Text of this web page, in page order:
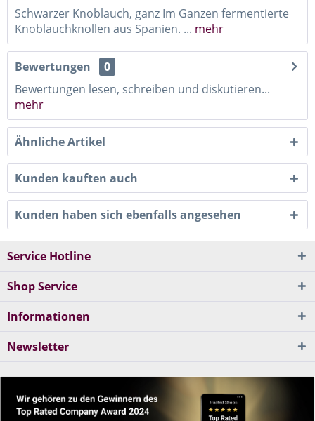
Schwarzer Knoblauch, ganz Im Ganzen fermentierte
Knoblauchknollen aus Spanien. ... mehr
Bewertungen
0
Bewertungen lesen, schreiben und diskutieren...
mehr
Ähnliche Artikel
Kunden kauften auch
Kunden haben sich ebenfalls angesehen
Service Hotline
Shop Service
Informationen
Newsletter